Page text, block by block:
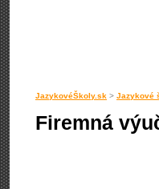
JazykovéŠkoly.sk > Jazykové
Firemná